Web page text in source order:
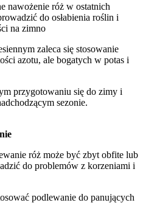
nawożenie róż w ostatnich
do osłabienia roślin i
na zimno
zaleca się stosowanie
azotu, ale bogatych w potas i
przygotowaniu się do zimy i
sezonie.
róż może być zbyt obfite lub
do problemów z korzeniami i
podlewanie do panujących